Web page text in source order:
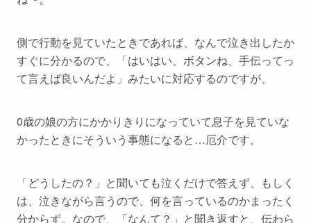
側で行動を見ていたときであれば、なんで泣き出したか
すぐに分かるので、「はいはい、ボタンね、手伝ってっ
て言えば良いんだよ」みたいに対応するのですが、
0歳の娘の方にかかりきりになっていて息子を見ていな
かったときにそういう事態になると…厄介です。
「どうしたの？」と聞いても泣くだけで答えず、もしく
は、泣きながら言うので、何を言っているのかまったく
分からず。なので、「なんて？」と聞き返すと、伝わら